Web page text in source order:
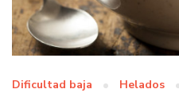
Dificultad baja Helados